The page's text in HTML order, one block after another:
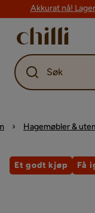
Akkurat nå!
Søk
Hagemøbler &
Et godt kjøp Få